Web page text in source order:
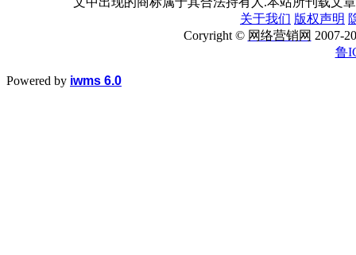
关于我们 版权声明
Coryright © 网络营销网 2007-
鲁
Powered by iwms 6.0